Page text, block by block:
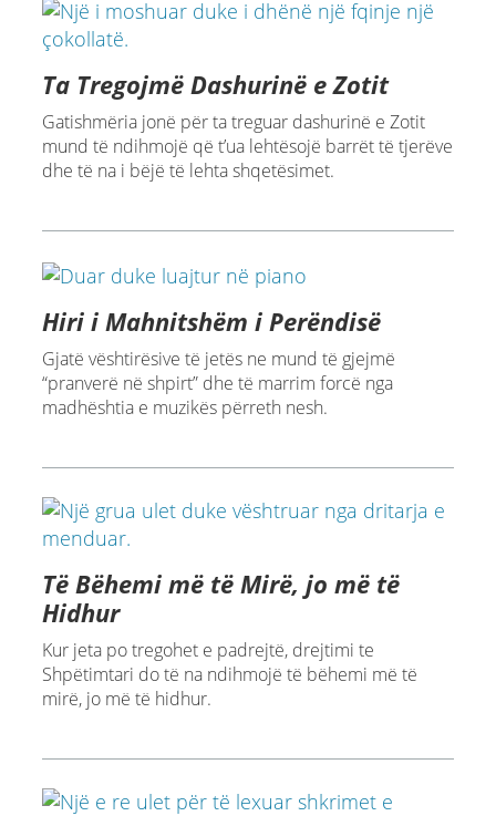
Ta Tregojmë Dashurinë e Zotit
Gatishmëria jonë për ta treguar dashurinë e Zotit
mund të ndihmojë që t’ua lehtësojë barrët të tjerëve
dhe të na i bëjë të lehta shqetësimet.
Hiri i Mahnitshëm i Perëndisë
Gjatë vështirësive të jetës ne mund të gjejmë
“pranverë në shpirt” dhe të marrim forcë nga
madhështia e muzikës përreth nesh.
Të Bëhemi më të Mirë, jo më të
Hidhur
Kur jeta po tregohet e padrejtë, drejtimi te
Shpëtimtari do të na ndihmojë të bëhemi më të
mirë, jo më të hidhur.